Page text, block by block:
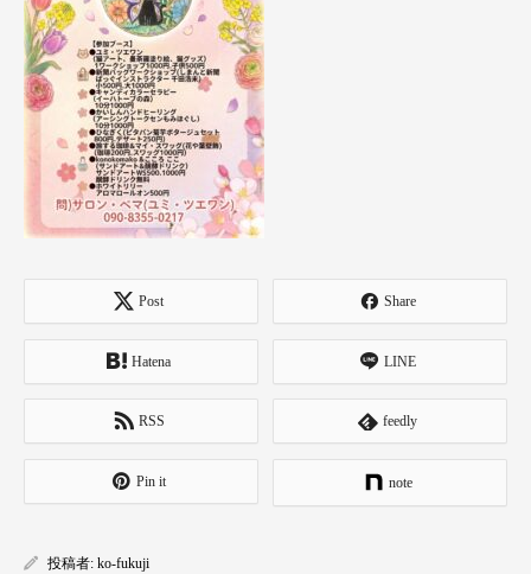
Post Share
Hatena LINE
RSS feedly
Pin it note
投稿者: ko-fukuji